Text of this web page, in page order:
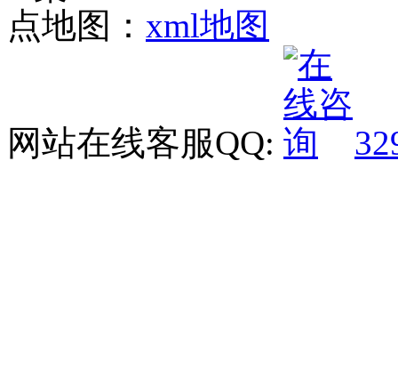
点地图： xml地图
网站在线客服QQ: